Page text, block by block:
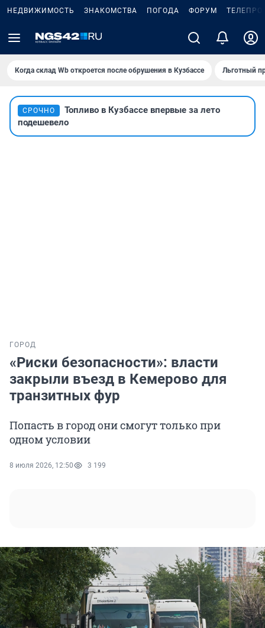
НЕДВИЖИМОСТЬ ЗНАКОМСТВА ПОГОДА ФОРУМ
Когда склад Wb откроется после обрушения в Кузбассе Льготный
СРОЧНО
Топливо в Кузбассе впервые за лето
подешевело
ГОРОД
«Риски безопасности»: власти
закрыли въезд в Кемерово для
транзитных фур
Попасть в город они смогут только при
одном условии
8 июля 2026, 12:50 3 199